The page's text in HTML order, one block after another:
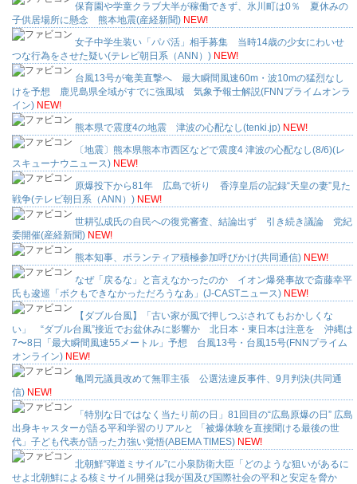
保育園や学童クラブ大半が稼働できず、氷川町は0％ 夏休みの
子供居場所に懸念 熊本地震(産経新聞) NEW!
女子中学生装い「パパ活」相手募集 当時14歳の少女にわいせ
つな行為をさせた疑い(テレビ朝日系（ANN）) NEW!
台風13号が奄美直撃へ 最大瞬間風速60m・波10mの猛烈なし
けを予想 鹿児島県全域がすでに強風域 気象予報士解説(FNNプライムオンラ
イン) NEW!
熊本県で震度4の地震 津波の心配なし(tenki.jp) NEW!
〔地震〕熊本県熊本市西区などで震度4 津波の心配なし(8/6)(レ
スキューナウニュース) NEW!
原爆投下から81年 広島で祈り 香淳皇后の記録“天皇の妻”見た
戦争(テレビ朝日系（ANN）) NEW!
世耕弘成氏の自民への復党審査、結論出ず 引き続き議論 党紀
委開催(産経新聞) NEW!
熊本知事、ボランティア積極参加呼びかけ(共同通信) NEW!
なぜ「戻るな」と言えなかったのか イオン爆発事故で斎藤幸平
氏も逡巡「ボクもできなかっただろうなあ」(J-CASTニュース) NEW!
【ダブル台風】「古い家が風で押しつぶされてもおかしくな
い」 “ダブル台風”接近でお盆休みに影響か 北日本・東日本は注意を 沖縄は
7〜8日「最大瞬間風速55メートル」予想 台風13号・台風15号(FNNプライム
オンライン) NEW!
亀岡元議員改めて無罪主張 公選法違反事件、9月判決(共同通
信) NEW!
「特別な日ではなく当たり前の日」81回目の“広島原爆の日” 広島
出身キャスターが語る平和学習のリアルと 「被爆体験を直接聞ける最後の世
代」子ども代表が語った力強い覚悟(ABEMA TIMES) NEW!
北朝鮮“弾道ミサイル”に小泉防衛大臣「どのような狙いがあるに
せよ北朝鮮による核ミサイル開発は我が国及び国際社会の平和と安定を脅か